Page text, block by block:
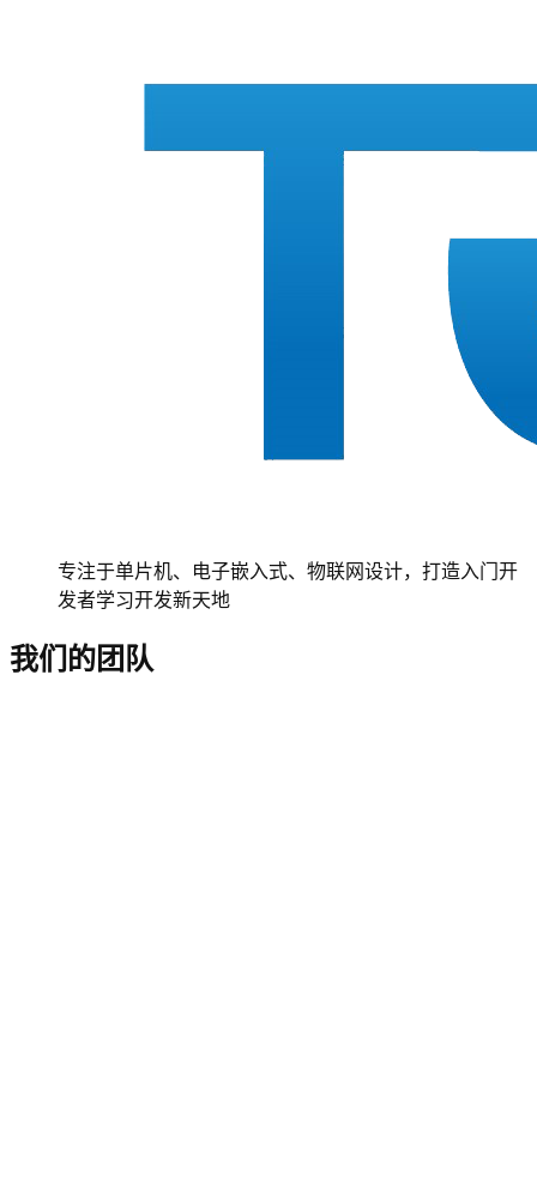
专注于单片机、电子嵌入式、物联网设计，打造入门开
发者学习开发新天地
我们的团队